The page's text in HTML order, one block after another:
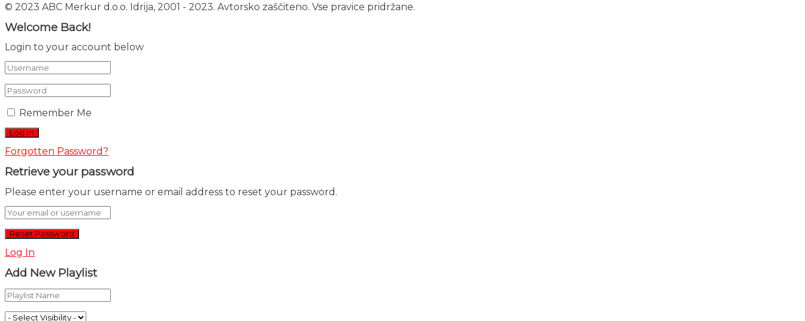
© 2023 ABC Merkur d.o.o. Idrija, 2001 - 2023. Avtorsko zaščiteno. Vse pravice pridržane.
Welcome Back!
Login to your account below
Remember Me
Forgotten Password?
Retrieve your password
Please enter your username or email address to reset your password.
Log In
Add New Playlist